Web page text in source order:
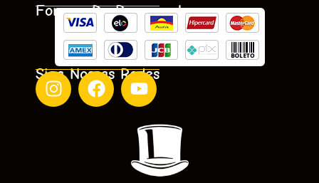
Formas De Pagamento
Siga Nossas Redes